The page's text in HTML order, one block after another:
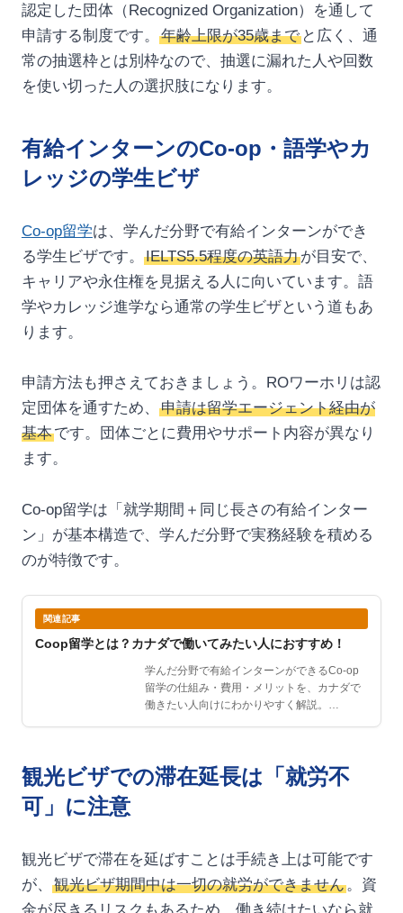
認定した団体（Recognized Organization）を通して
申請する制度です。
年齢上限が35歳までと広く、通
常の抽選枠とは別枠なので、抽選に漏れた人や回数
を使い切った人の選択肢になります。
有給インターンのCo-op・語学やカ
レッジの学生ビザ
Co-op留学は、学んだ分野で有給インターンができ
る学生ビザです。
IELTS5.5程度の英語力が目安で、
キャリアや永住権を見据える人に向いています。語
学やカレッジ進学なら通常の学生ビザという道もあ
ります。
申請方法も押さえておきましょう。ROワーホリは認
定団体を通すため、
申請は留学エージェント経由が
基本です。団体ごとに費用やサポート内容が異なり
ます。
Co-op留学は「就学期間＋同じ長さの有給インター
ン」が基本構造で、学んだ分野で実務経験を積める
のが特徴です。
関連記事
Coop留学とは？カナダで働いてみたい人におすすめ！
学んだ分野で有給インターンができるCo-op
留学の仕組み・費用・メリットを、カナダで
働きたい人向けにわかりやすく解説。…
観光ビザでの滞在延長は「就労不
可」に注意
観光ビザで滞在を延ばすことは手続き上は可能です
が、
観光ビザ期間中は一切の就労ができません。資